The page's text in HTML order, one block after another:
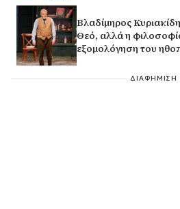
Βλαδίμηρος
Θεό, αλλά η
εξομολόγηση του
ΔΙΑΦΗΜΙΣΗ